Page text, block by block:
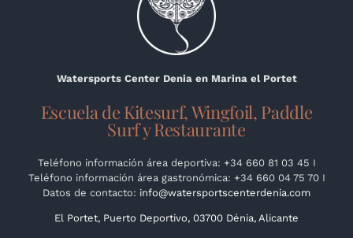
Watersports Center Denia en Marina el Portet
Escuela de Kitesurf, Wingfoil, Paddle
Surf y Restaurante
Teléfono información área deportiva: +34 660 81 03 45 I
Teléfono información área gastronómica: +34 660 04 75 70 I
Datos de contacto: info@watersportscenterdenia.com
El Portet, Puerto Deportivo, 03700 Dénia, Alicante